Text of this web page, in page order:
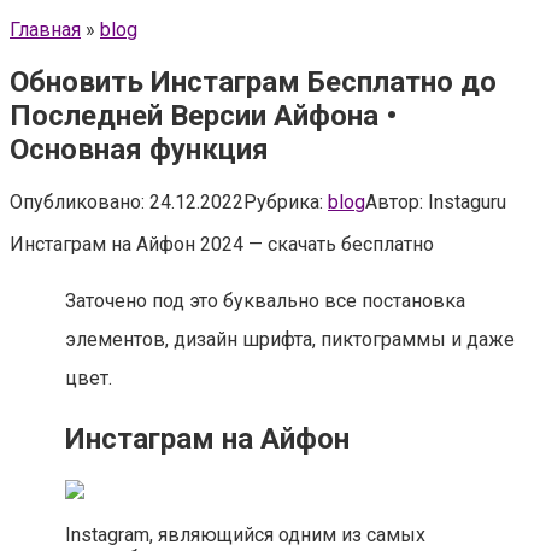
Главная » blog
Обновить Инстаграм Бесплатно до
Последней Версии Айфона •
Основная функция
Опубликовано: 24.12.2022Рубрика: blogАвтор: Instaguru
Инстаграм на Айфон 2024 — скачать бесплатно
Заточено под это буквально все постановка
элементов, дизайн шрифта, пиктограммы и даже
цвет.
Инстаграм на Айфон
Instagram, являющийся одним из самых